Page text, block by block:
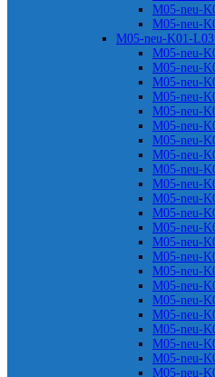
M05-neu-
M05-neu-
M05-neu-K01-
M05-neu-
M05-neu-
M05-neu-
M05-neu-
M05-neu-
M05-neu-
M05-neu-
M05-neu-
M05-neu-
M05-neu-
M05-neu-
M05-neu-
M05-neu-
M05-neu-
M05-neu-
M05-neu-
M05-neu-
M05-neu-
M05-neu-
M05-neu-
M05-neu-
M05-neu-
M05-neu-